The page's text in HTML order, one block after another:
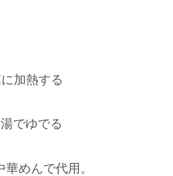
加熱する
でゆでる
めんで代用。